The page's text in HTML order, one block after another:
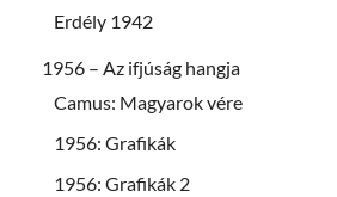
Erdély 1942
1956 – Az ifjúság hangja
Camus: Magyarok vére
1956: Grafikák
1956: Grafikák 2